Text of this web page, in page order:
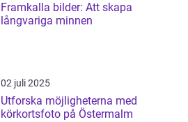
Framkalla bilder: Att skapa
långvariga minnen
02 juli 2025
Utforska möjligheterna med
körkortsfoto på Östermalm